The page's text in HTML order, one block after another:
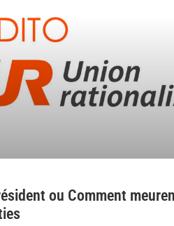
ou Comment